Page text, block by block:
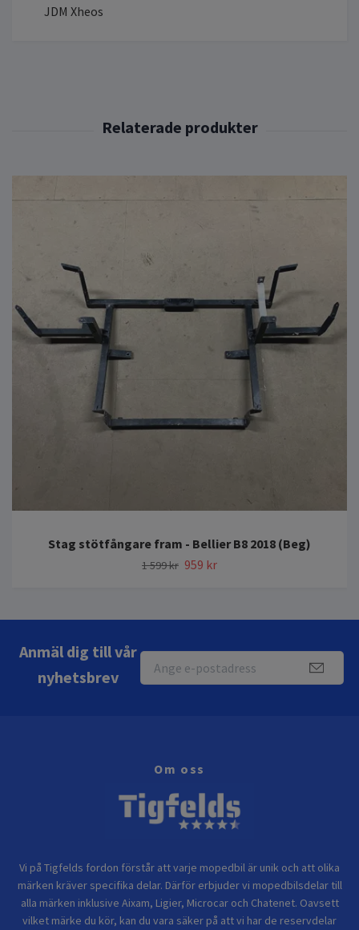
JDM Xheos
Stag stötfångare fram - Bellier B8 2018 (Beg)
1 599 kr 959 kr
Anmäl dig till vår
nyhetsbrev
Om oss
Vi på Tigfelds fordon förstår att varje mopedbil är unik och att olika
märken kräver specifika delar. Därför erbjuder vi mopedbilsdelar till
alla märken inklusive Aixam, Ligier, Microcar och Chatenet. Oavsett
vilket märke du kör, kan du vara säker på att vi har de reservdelar